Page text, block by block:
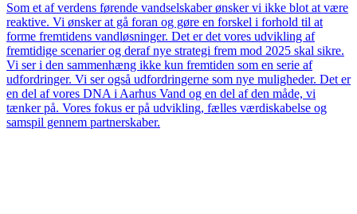
Som et af verdens førende vandselskaber ønsker vi ikke blot at være
reaktive. Vi ønsker at gå foran og gøre en forskel i forhold til at
forme fremtidens vandløsninger. Det er det vores udvikling af
fremtidige scenarier og deraf nye strategi frem mod 2025 skal sikre.
Vi ser i den sammenhæng ikke kun fremtiden som en serie af
udfordringer. Vi ser også udfordringerne som nye muligheder. Det er
en del af vores DNA i Aarhus Vand og en del af den måde, vi
tænker på. Vores fokus er på udvikling, fælles værdiskabelse og
samspil gennem partnerskaber.